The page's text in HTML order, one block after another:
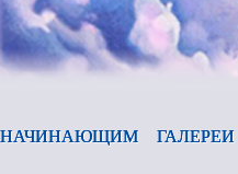
НАЧИНАЮЩИМ ГАЛЕРЕИ